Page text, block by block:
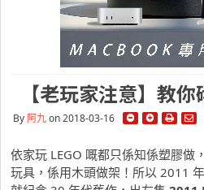
【老玩家注意】教
By 阿九on 2018-03-16
依家玩 LEGO 嘅都只係知係塑膠做
玩具，係用木頭做架！所以 2011